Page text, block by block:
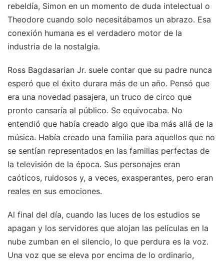
rebeldía, Simon en un momento de duda intelectual o
Theodore cuando solo necesitábamos un abrazo. Esa
conexión humana es el verdadero motor de la
industria de la nostalgia.
Ross Bagdasarian Jr. suele contar que su padre nunca
esperó que el éxito durara más de un año. Pensó que
era una novedad pasajera, un truco de circo que
pronto cansaría al público. Se equivocaba. No
entendió que había creado algo que iba más allá de la
música. Había creado una familia para aquellos que no
se sentían representados en las familias perfectas de
la televisión de la época. Sus personajes eran
caóticos, ruidosos y, a veces, exasperantes, pero eran
reales en sus emociones.
Al final del día, cuando las luces de los estudios se
apagan y los servidores que alojan las películas en la
nube zumban en el silencio, lo que perdura es la voz.
Una voz que se eleva por encima de lo ordinario,